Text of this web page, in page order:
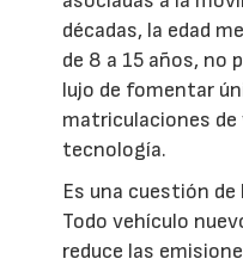
décadas, la edad
de 8 a 15 años, no
lujo de fomentar
matriculaciones de
tecnología.
Es una cuestión
Todo vehículo
reduce las